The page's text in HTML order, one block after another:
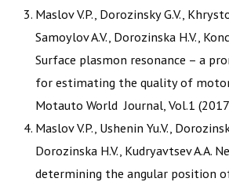
Maslov V.P., Dorozinsky G.V.,
Samoylov A.V., Dorozinska H.V.,
Surface plasmon resonance – a
for estimating the quality of
Motauto World Journal, Vol.1
Maslov V.P., Ushenin Yu.V.,
Dorozinska H.V., Kudryavtsev A.A.
determining the angular position